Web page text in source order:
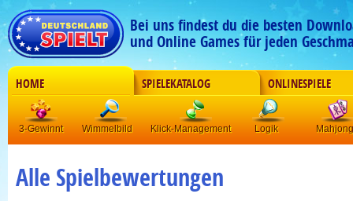
Bei uns findest du die besten
und Online Games für jeden
HOME SPIELEKATALOG ONLINESPIELE
3-Gewinnt Wimmelbild Klick-Management Logik Mahjong
Alle Spielbewertungen